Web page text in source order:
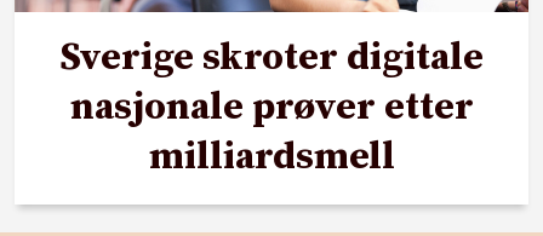
Sverige skroter digitale
nasjonale prøver etter
milliardsmell